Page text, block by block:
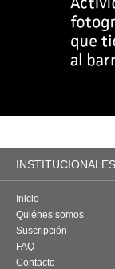
INSTITUCIONALES
Inicio
Quiénes somos
Suscripción
FAQ
Contacto